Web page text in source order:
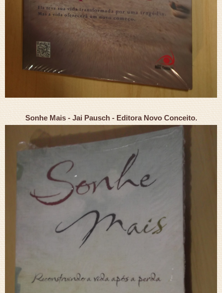
Sonhe Mais - Jai Pausch - Editora Novo Conceito.